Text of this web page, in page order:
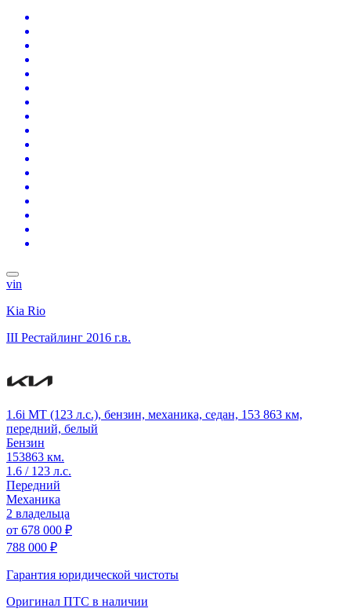
vin
Kia Rio
III Рестайлинг 2016 г.в.
1.6i MT (123 л.с.), бензин, механика, седан, 153 863 км,
передний, белый
Бензин
153863 км.
1.6 / 123 л.с.
Передний
Механика
2 владельца
от 678 000 ₽
788 000 ₽
Гарантия юридической чистоты
Оригинал ПТС в наличии